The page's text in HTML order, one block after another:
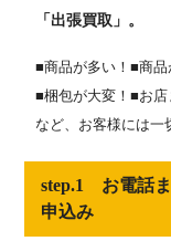
「出張買取」。
■商品が多い！■商
■梱包が大変！■お店
など、お客様には一
step.1 お電話
申込み